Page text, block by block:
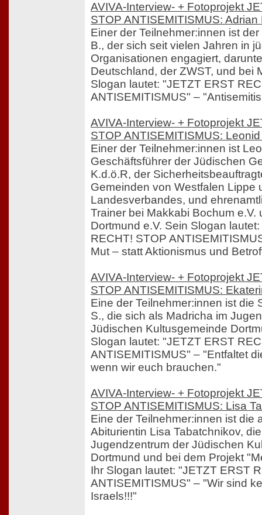
AVIVA-Interview- + Fotoprojekt
STOP ANTISEMITISMUS: Adrian
Einer der Teilnehmer:innen ist
B., der sich seit vielen Jahren in
Organisationen engagiert,
Deutschland, der ZWST, und bei
Slogan lautet: "JETZT ERST
ANTISEMITISMUS" –
AVIVA-Interview- + Fotoprojekt
STOP ANTISEMITISMUS:
Einer der Teilnehmer:innen ist
Geschäftsführer der Jüdischen
K.d.ö.R, der
Gemeinden von Westfalen Lippe
Landesverbandes, und
Trainer bei Makkabi Bochum e.V.
Dortmund e.V. Sein Slogan
RECHT! STOP
Mut – statt Aktionismus und
AVIVA-Interview- + Fotoprojekt
STOP ANTISEMITISMUS:
Eine der Teilnehmer:innen ist die
S., die sich als Madricha im
Jüdischen Kultusgemeinde
Slogan lautet: "JETZT ERST
ANTISEMITISMUS" – "Entfaltet
wenn wir euch brauchen."
AVIVA-Interview- + Fotoprojekt
STOP ANTISEMITISMUS: Lisa
Eine der Teilnehmer:innen ist die
Abiturientin Lisa Tabatchnikov,
Jugendzentrum der Jüdischen
Dortmund und bei dem Projekt
Ihr Slogan lautet: "JETZT ERST
ANTISEMITISMUS" – "Wir sind
Israels!!!"